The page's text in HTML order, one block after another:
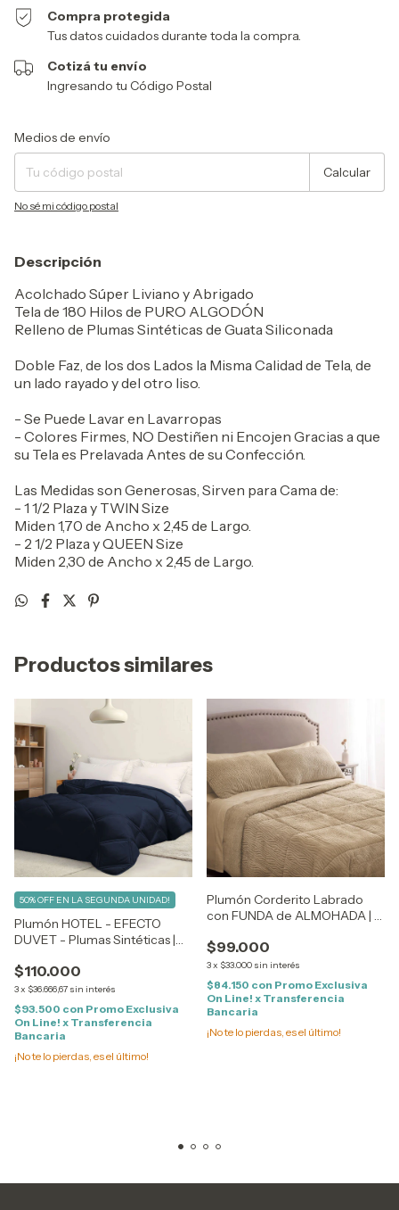
Compra protegida
Tus datos cuidados durante toda la compra.
Cotizá tu envío
Ingresando tu Código Postal
Entregas para el CP:
Medios de envío
Calcular
No sé mi código postal
Descripción
Acolchado Súper Liviano y Abrigado
Tela de 180 Hilos de PURO ALGODÓN
Relleno de Plumas Sintéticas de Guata Siliconada
Doble Faz, de los dos Lados la Misma Calidad de Tela, de
un lado rayado y del otro liso.
- Se Puede Lavar en Lavarropas
- Colores Firmes, NO Destiñen ni Encojen Gracias a que
su Tela es Prelavada Antes de su Confección.
Las Medidas son Generosas, Sirven para Cama de:
- 1 1/2 Plaza y TWIN Size
Miden 1,70 de Ancho x 2,45 de Largo.
- 2 1/2 Plaza y QUEEN Size
Miden 2,30 de Ancho x 2,45 de Largo.
Productos similares
Plumón HOTEL - EFECTO
DUVET - Plumas Sintéticas |
Size
$110.000
3x $36.666,67 sin interés
50% OFF EN LA SEGUNDA UNIDAD!
$93.500 con Promo Exclusiva
On Line! x Transferencia
Bancaria
¡No te lo pierdas, es el último!
Plumón Corderito Labrado
con FUNDA de ALMOHADA | 1
$99.000
3x $33.000 sin interés
$84.150 con Promo Exclusiva
On Line! x Transferencia
Bancaria
¡No te lo pierdas, es el último!